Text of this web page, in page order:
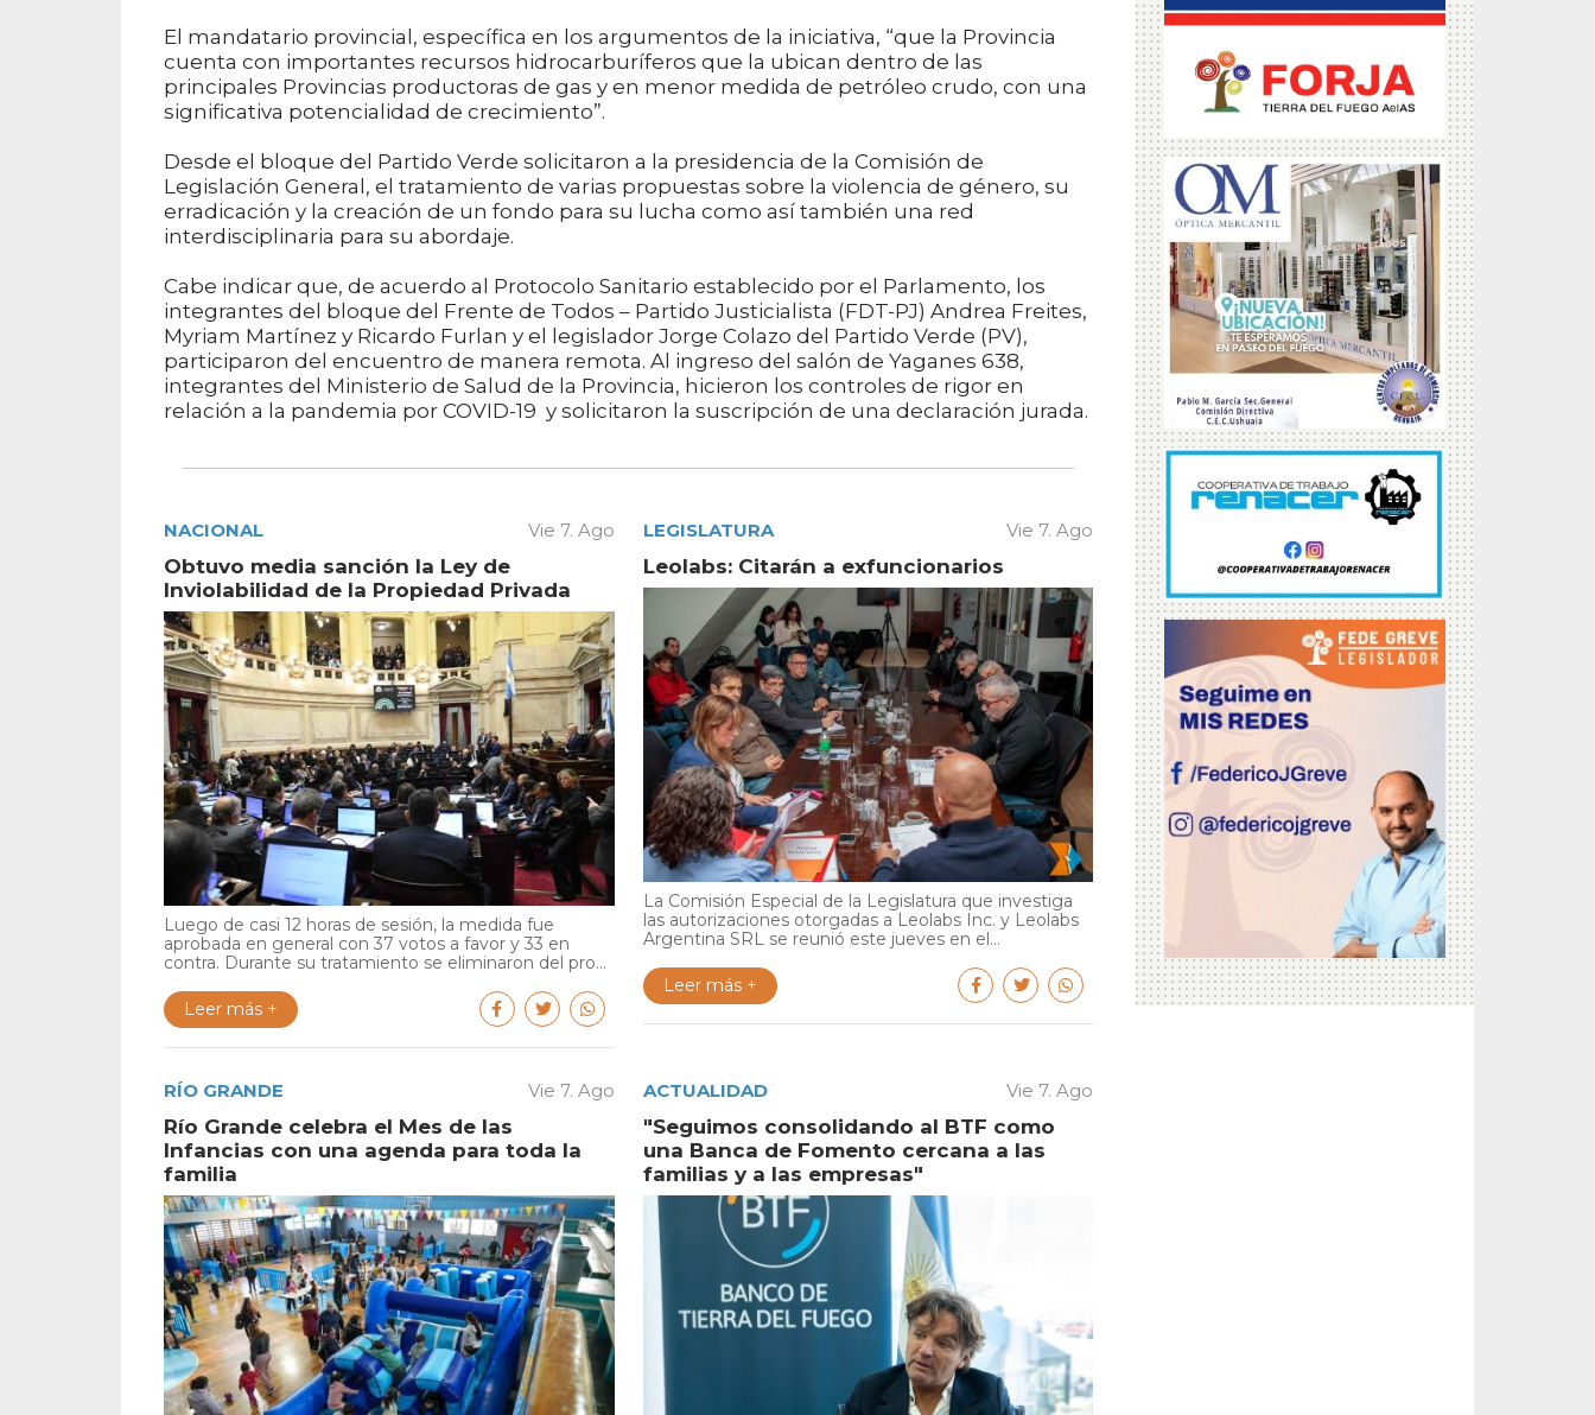
El mandatario provincial, específica en los argumentos de la iniciativa, “que la Provincia
cuenta con importantes recursos hidrocarburíferos que la ubican dentro de las
principales Provincias productoras de gas y en menor medida de petróleo crudo, con una
significativa potencialidad de crecimiento”.
Desde el bloque del Partido Verde solicitaron a la presidencia de la Comisión de
Legislación General, el tratamiento de varias propuestas sobre la violencia de género, su
erradicación y la creación de un fondo para su lucha como así también una red
interdisciplinaria para su abordaje.
Cabe indicar que, de acuerdo al Protocolo Sanitario establecido por el Parlamento, los
integrantes del bloque del Frente de Todos – Partido Justicialista (FDT-PJ) Andrea Freites,
Myriam Martínez y Ricardo Furlan y el legislador Jorge Colazo del Partido Verde (PV),
participaron del encuentro de manera remota. Al ingreso del salón de Yaganes 638,
integrantes del Ministerio de Salud de la Provincia, hicieron los controles de rigor en
relación a la pandemia por COVID-19 y solicitaron la suscripción de una declaración jurada.
NACIONAL Vie 7. Ago
Obtuvo media sanción la Ley de
Inviolabilidad de la Propiedad Privada
Luego de casi 12 horas de sesión, la medida fue
aprobada en general con 37 votos a favor y 33 en
contra. Durante su tratamiento se eliminaron del pro...
Leer más +
LEGISLATURA Vie 7. Ago
Leolabs: Citarán a exfuncionarios
La Comisión Especial de la Legislatura que investiga
las autorizaciones otorgadas a Leolabs Inc. y Leolabs
Argentina SRL se reunió este jueves en el...
Leer más +
RÍO GRANDE Vie 7. Ago
Río Grande celebra el Mes de las
Infancias con una agenda para toda la
familia
ACTUALIDAD Vie 7. Ago
"Seguimos consolidando al BTF como
una Banca de Fomento cercana a las
familias y a las empresas"